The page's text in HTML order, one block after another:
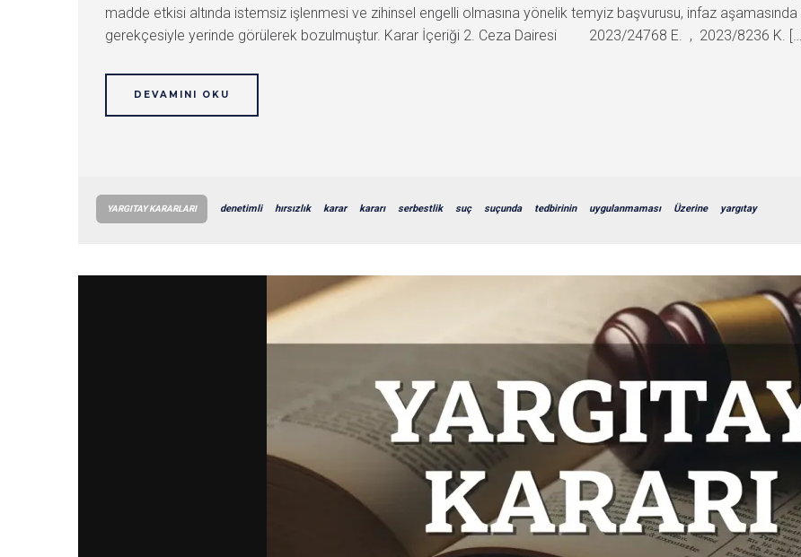
madde etkisi altında istemsiz işlenmesi ve zihinsel engelli olmasına yönelik temyiz başvurusu, infaz
gerekçesiyle yerinde görülerek bozulmuştur. Karar İçeriği 2. Ceza Dairesi 2023/24768 E. , 2023/8236 K.
DEVAMINI OKU
YARGITAY KARARLARI denetimli hırsızlık karar kararı serbestlik suç suçunda tedbirinin uygulanmaması Üzerine yargıtay